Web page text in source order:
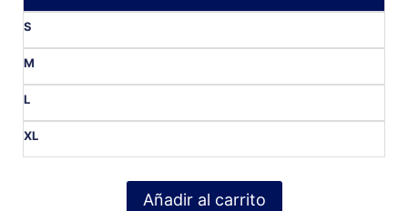
S
M
L
XL
Blusa
Añadir al carrito